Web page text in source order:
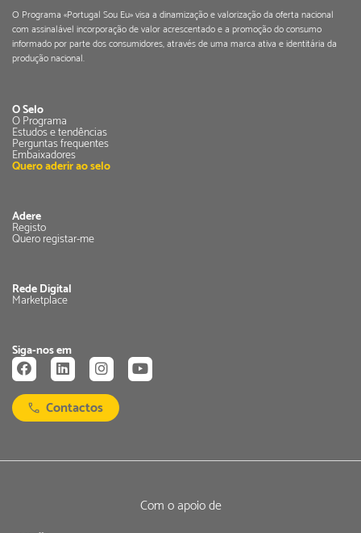
O Programa «Portugal Sou Eu» visa a dinamização e valorização da oferta nacional
com assinalável incorporação de valor acrescentado e a promoção do consumo
informado por parte dos consumidores, através de uma marca ativa e identitária da
produção nacional.
O Selo
O Programa
Estudos e tendências
Perguntas frequentes
Embaixadores
Quero aderir ao selo
Adere
Registo
Quero registar-me
Rede Digital
Marketplace
Siga-nos em
Contactos
Com o apoio de